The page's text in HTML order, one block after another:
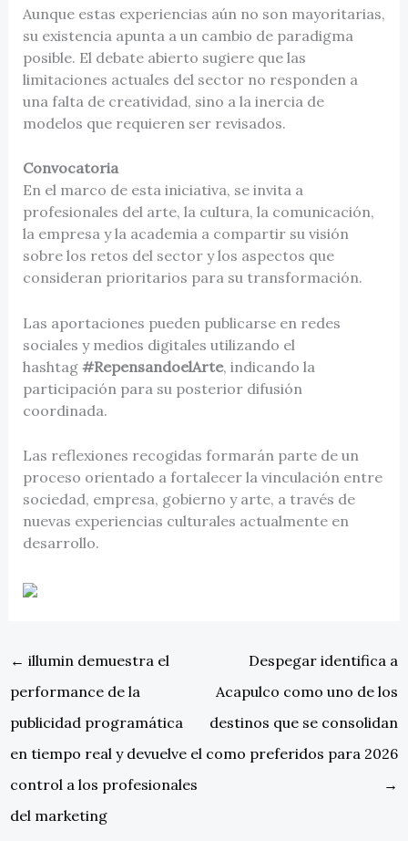
Aunque estas experiencias aún no son mayoritarias,
su existencia apunta a un cambio de paradigma
posible. El debate abierto sugiere que las
limitaciones actuales del sector no responden a
una falta de creatividad, sino a la inercia de
modelos que requieren ser revisados.
Convocatoria
En el marco de esta iniciativa, se invita a
profesionales del arte, la cultura, la comunicación,
la empresa y la academia a compartir su visión
sobre los retos del sector y los aspectos que
consideran prioritarios para su transformación.
Las aportaciones pueden publicarse en redes
sociales y medios digitales utilizando el
hashtag #RepensandoelArte, indicando la
participación para su posterior difusión
coordinada.
Las reflexiones recogidas formarán parte de un
proceso orientado a fortalecer la vinculación entre
sociedad, empresa, gobierno y arte, a través de
nuevas experiencias culturales actualmente en
desarrollo.
← illumin demuestra el
performance de la
publicidad programática
en tiempo real y devuelve el
control a los profesionales
del marketing
Despegar identifica a
Acapulco como uno de los
destinos que se consolidan
como preferidos para 2026
→